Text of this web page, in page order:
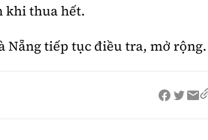
khi thua hết.
Nẵng tiếp tục điều tra, mở rộng.